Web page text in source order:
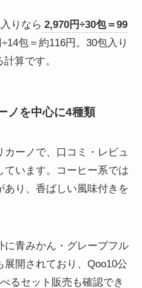
りなら 2,970円÷30包＝99
包＝約116円。30包入り
算です。
ノを中心に4種類
ーノで、口コミ・レビュ
ています。コーヒー系では
あり、香ばしい風味付きを
に青みかん・グレープフル
開されており、Qoo10公
るセット販売も確認でき